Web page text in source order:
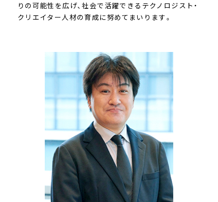
りの可能性を広げ、社会で活躍できるテクノロジスト・
クリエイター人材の育成に努めてまいります。